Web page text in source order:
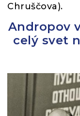
Chruščova).
Andropov
celý svet